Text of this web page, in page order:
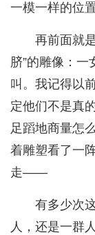
一模一样的位
再前面就
脐”的雕像：
叫。我记得以
定他们不是真
足蹈地商量怎
着雕塑看了一
走——
有多少次
人，还是一群